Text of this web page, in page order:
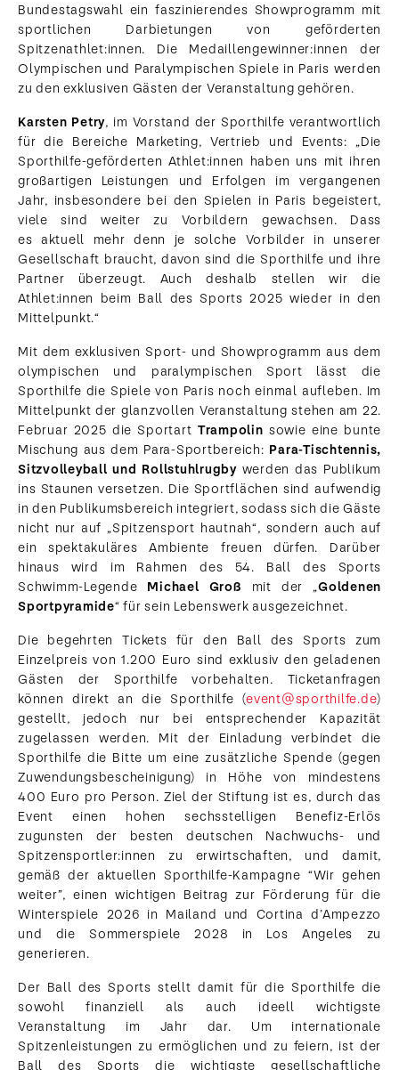
Bundestagswahl ein faszinierendes Showprogramm mit
sportlichen Darbietungen von geförderten
Spitzenathlet:innen. Die Medaillengewinner:innen der
Olympischen und Paralympischen Spiele in Paris werden
zu den exklusiven Gästen der Veranstaltung gehören.
Karsten Petry, im Vorstand der Sporthilfe verantwortlich
für die Bereiche Marketing, Vertrieb und Events: „Die
Sporthilfe-geförderten Athlet:innen haben uns mit ihren
großartigen Leistungen und Erfolgen im vergangenen
Jahr, insbesondere bei den Spielen in Paris begeistert,
viele sind weiter zu Vorbildern gewachsen. Dass
es aktuell mehr denn je solche Vorbilder in unserer
Gesellschaft braucht, davon sind die Sporthilfe und ihre
Partner überzeugt. Auch deshalb stellen wir die
Athlet:innen beim Ball des Sports 2025 wieder in den
Mittelpunkt.“
Mit dem exklusiven Sport- und Showprogramm aus dem
olympischen und paralympischen Sport lässt die
Sporthilfe die Spiele von Paris noch einmal aufleben. Im
Mittelpunkt der glanzvollen Veranstaltung stehen am 22.
Februar 2025 die Sportart Trampolin sowie eine bunte
Mischung aus dem Para-Sportbereich: Para-Tischtennis,
Sitzvolleyball und Rollstuhlrugbywerden das Publikum
ins Staunen versetzen. Die Sportflächen sind aufwendig
in den Publikumsbereich integriert, sodass sich die Gäste
nicht nur auf „Spitzensport hautnah“, sondern auch auf
ein spektakuläres Ambiente freuen dürfen. Darüber
hinaus wird im Rahmen des 54. Ball des Sports
Schwimm-Legende Michael Groß mit der „Goldenen
Sportpyramide“ für sein Lebenswerk ausgezeichnet.
Die begehrten Tickets für den Ball des Sports zum
Einzelpreis von 1.200 Euro sind exklusiv den geladenen
Gästen der Sporthilfe vorbehalten. Ticketanfragen
können direkt an die Sporthilfe (event@sporthilfe.de)
gestellt, jedoch nur bei entsprechender Kapazität
zugelassen werden. Mit der Einladung verbindet die
Sporthilfe die Bitte um eine zusätzliche Spende (gegen
Zuwendungsbescheinigung) in Höhe von mindestens
400 Euro pro Person. Ziel der Stiftung ist es, durch das
Event einen hohen sechsstelligen Benefiz-Erlös
zugunsten der besten deutschen Nachwuchs- und
Spitzensportler:innen zu erwirtschaften, und damit,
gemäß der aktuellen Sporthilfe-Kampagne “Wir gehen
weiter”, einen wichtigen Beitrag zur Förderung für die
Winterspiele 2026 in Mailand und Cortina d’Ampezzo
und die Sommerspiele 2028 in Los Angeles zu
generieren.
Der Ball des Sports stellt damit für die Sporthilfe die
sowohl finanziell als auch ideell wichtigste
Veranstaltung im Jahr dar. Um internationale
Spitzenleistungen zu ermöglichen und zu feiern, ist der
Ball des Sports die wichtigste gesellschaftliche